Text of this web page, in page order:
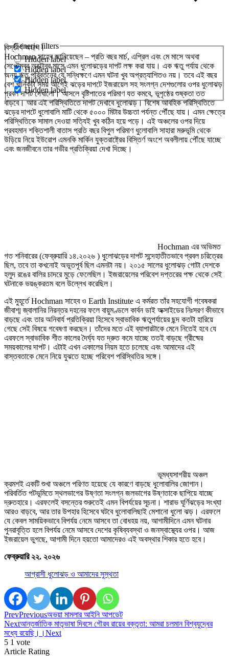
Generic filters
Hidden label
Hidden label
Hidden label
Hidden label
বিস্তীর্ণ অংশে।
Hochman সাহেব জানিয়েছেন – প্রতি বছর মার্চ, এপ্রিল এবং মে মাসে অথবা
সেপ্টেম্বর অক্টোবর মাসে এমন ধুলোঝড়ের দাপট লক্ষ করা যায়। এক ঋতু পর্যায় থেকে
অন্য ঋতু পরিবর্তনের যে সন্ধিক্ষণে এমন ঘটনা খুব অপ্রত্যাশিত‌ও নয়। তবে এই বছর
বেশ খানিকটা সময় আগেই ঝড়ের দাপটে ইজরায়েল সহ সংলগ্ন দেশগুলোর ওপর ধুলোঝড়
প্রবল দাপট দেখালো। আসলে বৃষ্টিপাতের পরিমাণ যত কমবে, ভূপৃষ্ঠের শুষ্কতা তত
বাড়বে। আর এই পরিস্থিতিতে দাপট দেখাবে ধুলোঝড়। বিশেষ আবহিক পরিস্থিতিতে
ঝড়ের দাপটে ধুলোবালি মাটি থেকে ৫০০০ মিটার উচ্চতা পর্যন্ত পৌঁছে যায়। এমন ক্ষেত্রে
পরিস্থিতিকে সামাল দেওয়া সত্যিই খুব কঠিন হয়ে পড়ে। এই অঞ্চলের ওপর দিয়ে
প্রবহমান শক্তিশালী বাতাস প্রতি বছর বিপুল পরিমাণ ধুলোবালি সাহারা মরুভূমি থেকে
উড়িয়ে নিয়ে ইউরোপ এমনকি মার্কিন যুক্তরাষ্ট্রের বিস্তির্ণ অংশে অবলীলায় পৌঁছে যাচ্ছে
এবং জনজীবনে তার গভীর প্রতিক্রিয়া দেখা দিচ্ছে।
Hochman এর অভিমত
গত শনিবারের (ফেব্রুয়ারি ১৪.২০২৬ ) ধুলোঝড়ের দাপট সন্দেহাতীতভাবে প্রবল চরিত্রের
ছিল, তবে তা কখনোই অভূতপূর্ব ছিল এমনটা নয়। ২০১৫ সালের ধুলোঝড় গোটা দেশকে
হলুদ রঙের বালির চাদরে মুড়ে ফেলেছিল। ইজরায়েলের পরিবেশ দপ্তরের পক্ষ থেকে সেই
ঘটনাকে ভয়ঙ্করতম বলে উল্লেখ করেছিল।
এই মুহূর্তে Hochman সাহেব ও Earth Institute এ কর্মরত তাঁর সহযোগী গবেষকরা
জীবাশ্ম জ্বালানির নিরন্তর দহনের ফলে বায়ুমণ্ডলে কার্বন ডাই অক্সাইডের নিঃসরণ কীভাবে
বাড়ছে এবং তার অনিবার্য প্রতিক্রিয়া হিসেবে স্বাভাবিক ঋতুপর্যায়ের ছন্দ কতটা হারিয়ে
গেছে সেই বিষয়ে গবেষণা করছেন। তাঁদের মতে এই ব্যাপারটাকে মেনে নিতেই হবে যে
এরফলে স্বাভাবিক শীত কালের দৈর্ঘ্য যত দ্রুত কমে যাচ্ছে ততই বাড়ছে গ্রীষ্মের
সময়কালের দাপট। এটাই এখন একালের নিয়ম হতে চলেছে এবং আমাদের এই
বাস্তবতাকে মেনে নিয়ে যুঝতে হচ্ছে পরিবেশ পরিস্থিতির সঙ্গে।
ভূমধ্যসাগরীয় অঞ্চল
ক্রমশই একটি শুখা অঞ্চলে পরিণত হয়েছে যে কারণে বাড়ছে ধুলোবালির জোগান।
পরিবর্তিত পটভূমিতে স্থলভাগের উষ্ণতা সংলগ্ন জলভাগের উষ্ণতাকে ছাপিয়ে যাচ্ছে
দ্রুতহারে। এরফলেই বসন্তের শুরুতেই এমন বিপর্যয়ের সূচনা। শারাভ ঘূর্ণিঝড়ের সংখ্যা
আরও বাড়বে, আর তার উপহার হিসেবে ঘটবে ধুলোবালিছাই মেশানো ধুলো ঝড়। এরফলে
যে কেবল সাময়িকভাবে বিপর্যয় নেমে আসবে তা বোধহয় নয়, আগামীদিনে এমন ঘটনার
পুনরাবৃত্তি হলে বিপর্যয় নেমে আসবে দেশের কৃষিব্যবস্থা ও জনস্বাস্থ্যের ওপর। আজ
ইজরায়েল ভুগছে, আগামী দিনে হয়তো আমাদের‌ও এই অবস্থার শিকার হতে হবে।
ফেব্রুয়ারি ২২. ২০২৬
আগ্রাসী ধুলোঝড় ও আমাদের সুস্থতা
PrevPreviousঅভয়া মামলার আইনি আপডেট
Nextআন্তর্জাতিক মাতৃভাষা দিবসে গৌরব রায়ের বক্তৃতা: আমরা চলমান বিশ্বযুদ্ধের
মধ্যে রয়েছি।। Next
5 1 vote
Article Rating